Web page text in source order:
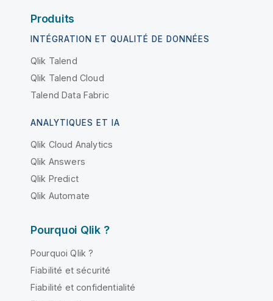
Produits
INTÉGRATION ET QUALITÉ DE DONNÉES
Qlik Talend
Qlik Talend Cloud
Talend Data Fabric
ANALYTIQUES ET IA
Qlik Cloud Analytics
Qlik Answers
Qlik Predict
Qlik Automate
Pourquoi Qlik ?
Pourquoi Qlik ?
Fiabilité et sécurité
Fiabilité et confidentialité